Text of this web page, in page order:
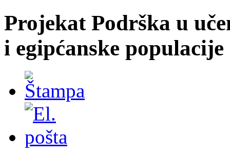
Projekat Podrška u
i egipćanske populacije